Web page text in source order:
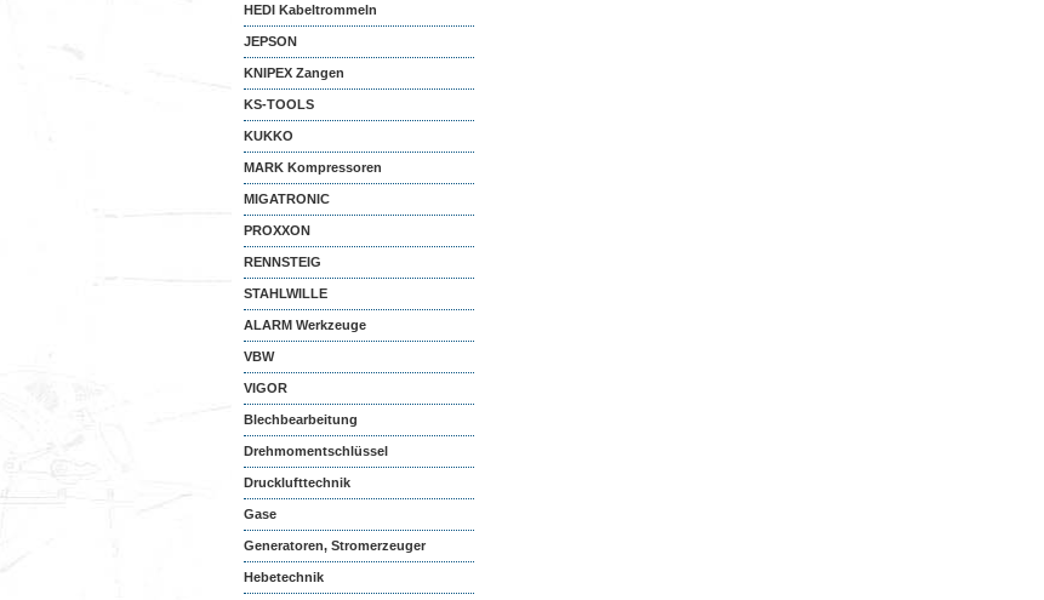
HEDI Kabeltrommeln
JEPSON
KNIPEX Zangen
KS-TOOLS
KUKKO
MARK Kompressoren
MIGATRONIC
PROXXON
RENNSTEIG
STAHLWILLE
ALARM Werkzeuge
VBW
VIGOR
Blechbearbeitung
Drehmomentschlüssel
Drucklufttechnik
Gase
Generatoren, Stromerzeuger
Hebetechnik